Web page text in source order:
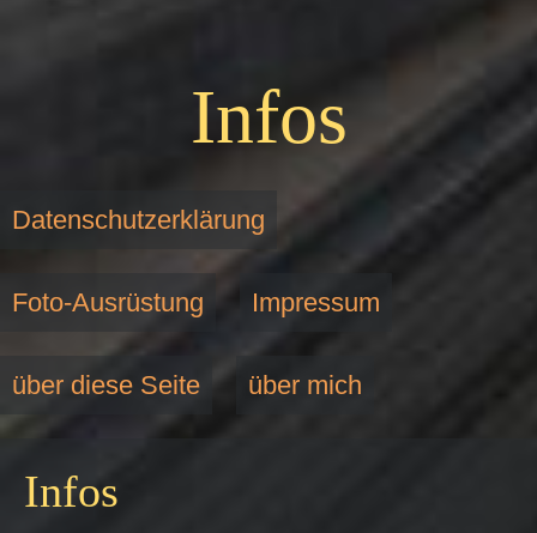
Infos
Datenschutzerklärung
Foto-Ausrüstung Impressum
über diese Seite über mich
Infos